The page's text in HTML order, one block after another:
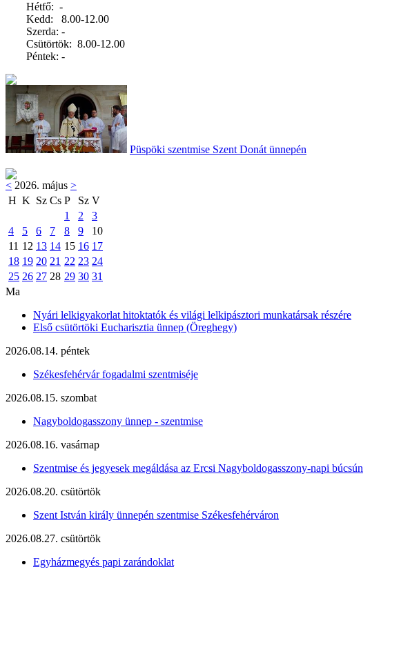
Hétfő: -
Kedd: 8.00-12.00
Szerda: -
Csütörtök: 8.00-12.00
Péntek: -
Püspöki szentmise Szent Donát ünnepén
< 2026. május >
H K Sz Cs P Sz V
1
2
3
4
5 6 7 8 9
10
11 12 13 14 15 16 17
18 19 20 21 22 23 24
25 26 27 28 29 30 31
Ma
Nyári lelkigyakorlat hitoktatók és világi lelkipásztori munkatársak részére
Első csütörtöki Eucharisztia ünnep (Öreghegy)
2026.08.14. péntek
Székesfehérvár fogadalmi szentmiséje
2026.08.15. szombat
Nagyboldogasszony ünnep - szentmise
2026.08.16. vasárnap
Szentmise és jegyesek megáldása az Ercsi Nagyboldogasszony-napi búcsún
2026.08.20. csütörtök
Szent István király ünnepén szentmise Székesfehérváron
2026.08.27. csütörtök
Egyházmegyés papi zarándoklat